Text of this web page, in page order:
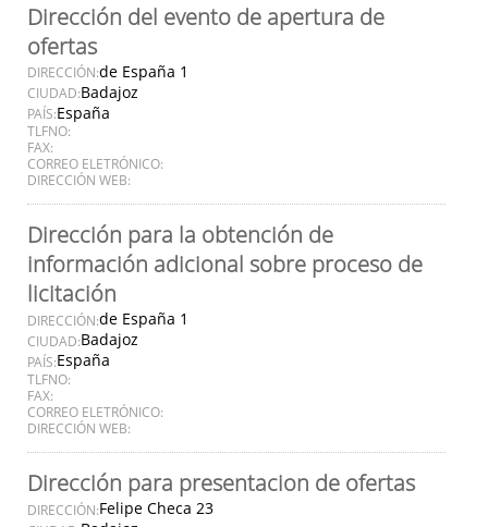
Dirección del evento de apertura de
ofertas
DIRECCIÓN:de España 1
CIUDAD:Badajoz
PAÍS:España
TLFNO:
FAX:
CORREO ELETRÓNICO:
DIRECCIÓN WEB:
Dirección para la obtención de
información adicional sobre proceso de
licitación
DIRECCIÓN:de España 1
CIUDAD:Badajoz
PAÍS:España
TLFNO:
FAX:
CORREO ELETRÓNICO:
DIRECCIÓN WEB:
Dirección para presentacion de ofertas
DIRECCIÓN:Felipe Checa 23